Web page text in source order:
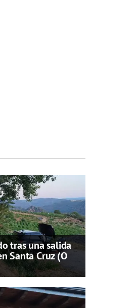
tras una salida
Santa Cruz (O